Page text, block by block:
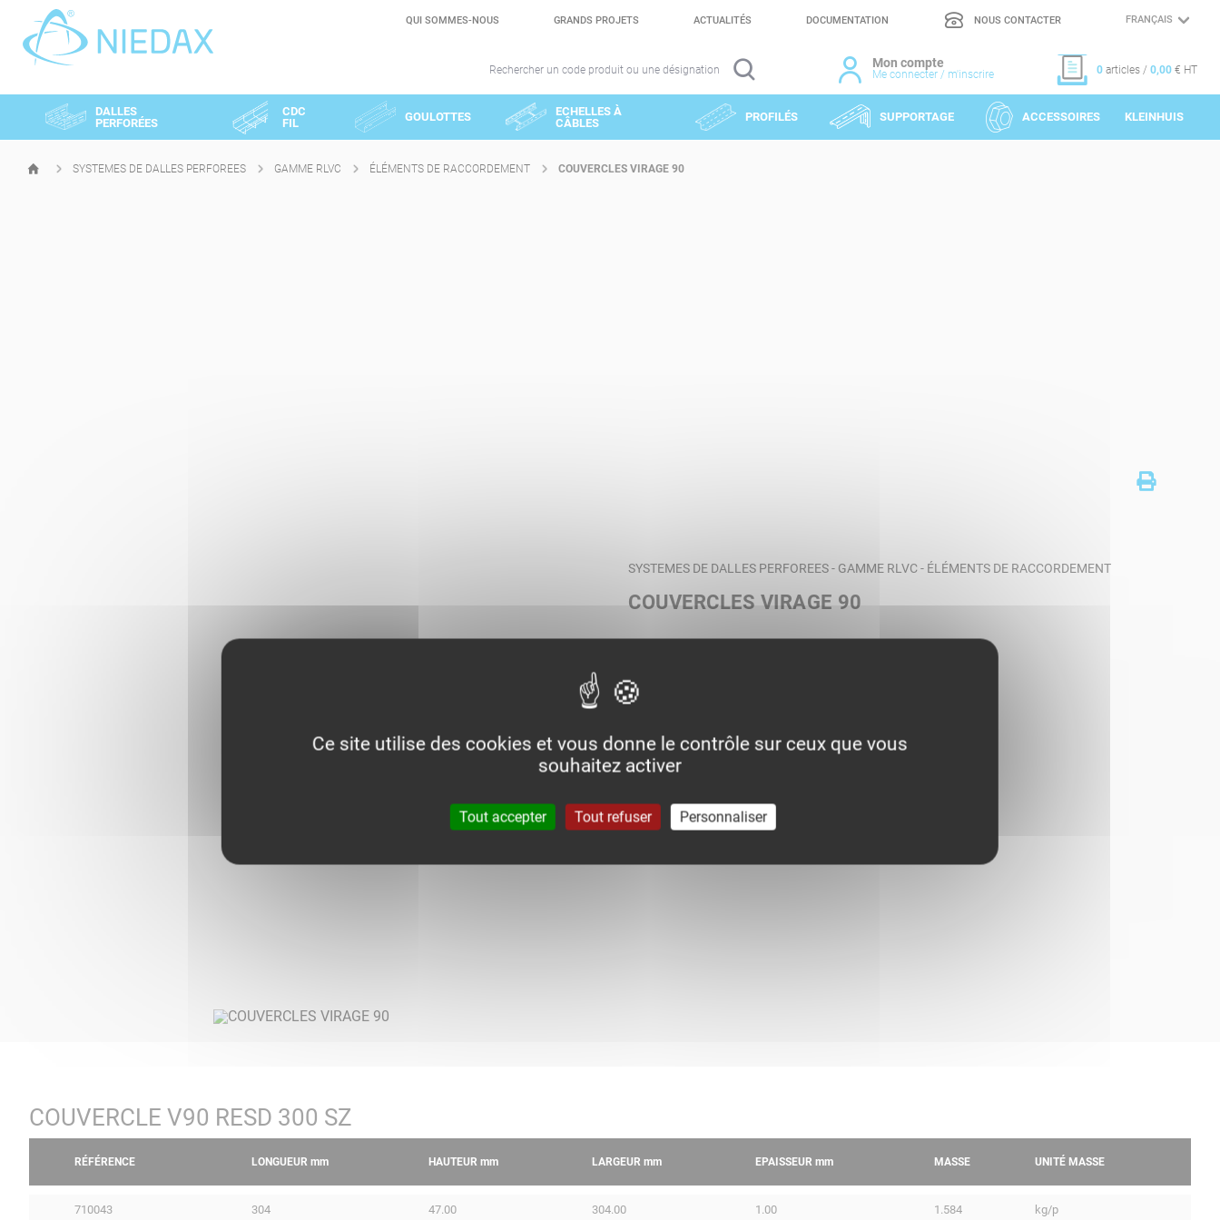
QUI SOMMES-NOUS GRANDS PROJETS ACTUALITÉS DOCUMENTATION NOUS CONTACTER
CHOIX
Rechercher un code produit ou une désignation Mon compte
Me connecter / m'inscrire 0 articles / 0,00 € HT
DALLES
PERFORÉES
CDC
FIL
GOULOTTES
ECHELLES À
CÂBLES
PROFILÉS SUPPORTAGE ACCESSOIRES KLEINHUIS
PAGE
SYSTEMES DE DALLES PERFOREES GAMME RLVC ÉLÉMENTS DE RACCORDEMENT COUVERCLES VIRAGE 90
SYSTEMES DE DALLES PERFOREES - GAMME RLVC - ÉLÉMENTS DE RACCORDEMENT
COUVERCLES VIRAGE 90
COUVERCLE V90 RESD 300 SZ
RÉFÉRENCE LONGUEUR mm HAUTEUR mm LARGEUR mm EPAISSEUR mm MASSE UNITÉ MASSE
710043 304 47.00 304.00 1.00 1.584 kg/p
Panneau de gestion des cookies
Ce site utilise des cookies et vous donne le contrôle sur ceux que vous
souhaitez activer
Tout accepter Tout refuser Personnaliser